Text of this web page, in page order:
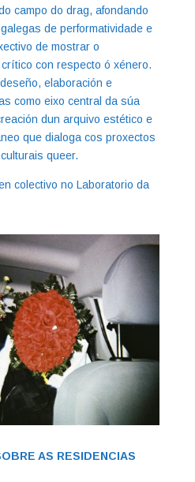
campo do drag, afondando
de performatividade e
de mostrar o
con respecto ó xénero.
elaboración e
como eixo central da súa
dun arquivo estético e
que dialoga cos proxectos
queer.
colectivo no Laboratorio da
AS RESIDENCIAS